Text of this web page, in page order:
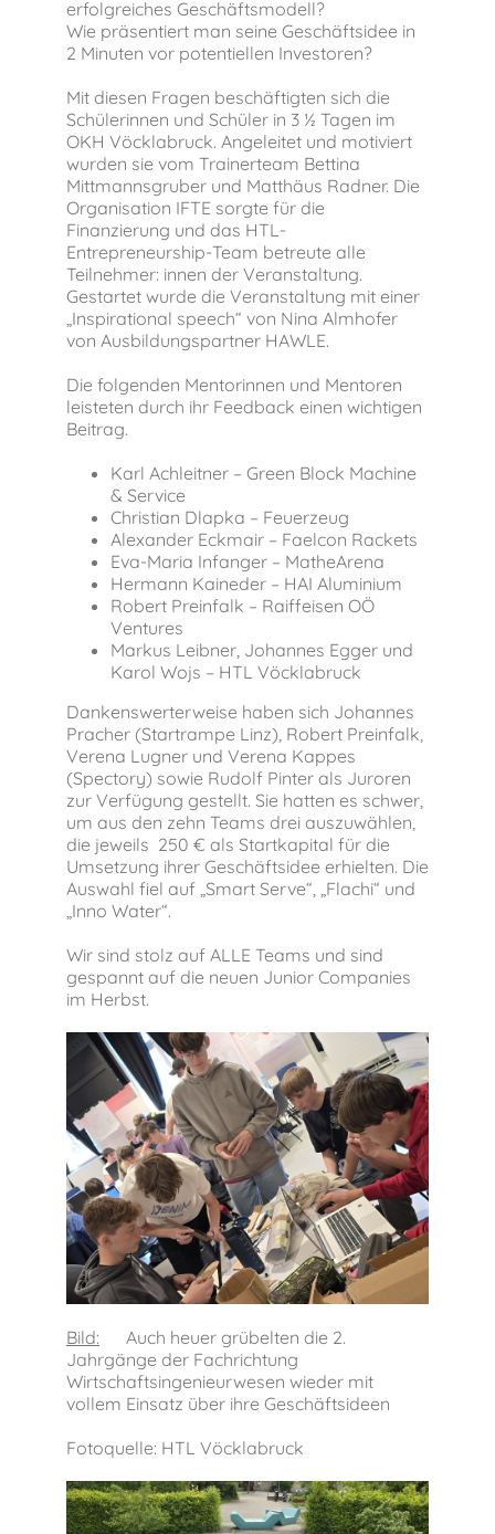
erfolgreiches Geschäftsmodell?
Wie präsentiert man seine Geschäftsidee in
2 Minuten vor potentiellen Investoren?
Mit diesen Fragen beschäftigten sich die
Schülerinnen und Schüler in 3 ½ Tagen im
OKH Vöcklabruck. Angeleitet und motiviert
wurden sie vom Trainerteam Bettina
Mittmannsgruber und Matthäus Radner. Die
Organisation IFTE sorgte für die
Finanzierung und das HTL-
Entrepreneurship-Team betreute alle
Teilnehmer: innen der Veranstaltung.
Gestartet wurde die Veranstaltung mit einer
„Inspirational speech“ von Nina Almhofer
von Ausbildungspartner HAWLE.
Die folgenden Mentorinnen und Mentoren
leisteten durch ihr Feedback einen wichtigen
Beitrag.
Karl Achleitner – Green Block Machine
& Service
Christian Dlapka – Feuerzeug
Alexander Eckmair – Faelcon Rackets
Eva-Maria Infanger – MatheArena
Hermann Kaineder – HAI Aluminium
Robert Preinfalk – Raiffeisen OÖ
Ventures
Markus Leibner, Johannes Egger und
Karol Wojs – HTL Vöcklabruck
Dankenswerterweise haben sich Johannes
Pracher (Startrampe Linz), Robert Preinfalk,
Verena Lugner und Verena Kappes
(Spectory) sowie Rudolf Pinter als Juroren
zur Verfügung gestellt. Sie hatten es schwer,
um aus den zehn Teams drei auszuwählen,
die jeweils 250 € als Startkapital für die
Umsetzung ihrer Geschäftsidee erhielten. Die
Auswahl fiel auf „Smart Serve“, „Flachi“ und
„Inno Water“.
Wir sind stolz auf ALLE Teams und sind
gespannt auf die neuen Junior Companies
im Herbst.
Bild: Auch heuer grübelten die 2.
Jahrgänge der Fachrichtung
Wirtschaftsingenieurwesen wieder mit
vollem Einsatz über ihre Geschäftsideen
Fotoquelle: HTL Vöcklabruck